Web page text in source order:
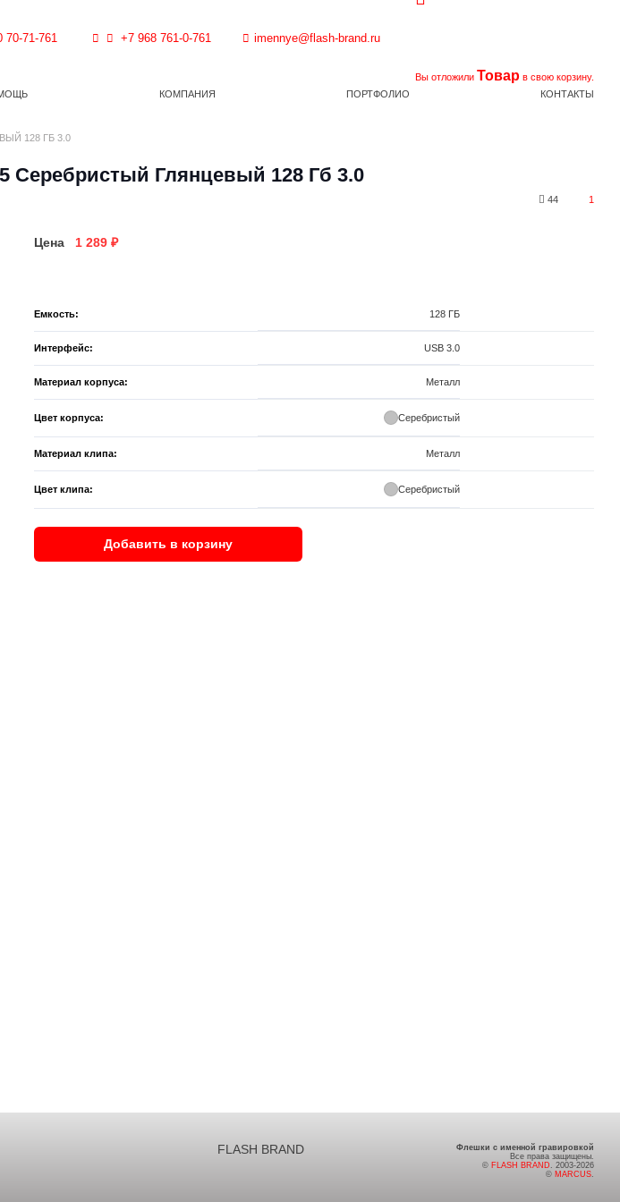
70-71-761 +7 968 761-0-761 imennye@flash-brand.ru
Вы отложили Товар в свою корзину.
КОМПАНИЯ ПОРТФОЛИО КОНТАКТЫ
128 ГБ 3.0
Серебристый Глянцевый 128 Гб 3.0
44 1
Цена 1 289 ₽
Емкость: 128 ГБ
Интерфейс: USB 3.0
Материал корпуса: Металл
Цвет корпуса: Серебристый
Материал клипа: Металл
Цвет клипа: Серебристый
Добавить в корзину
FLASH BRAND
Флешки с именной гравировкой
Все права защищены.
© FLASH BRAND
. 2003-2026
© MARCUS